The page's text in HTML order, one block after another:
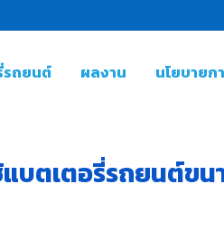
รถยนต์ ผลงาน นโยบายก
ช้แบตเตอรี่รถยนต์